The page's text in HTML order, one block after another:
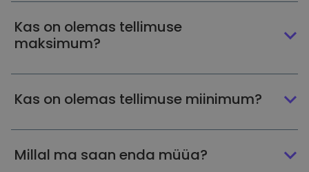
Kas on olemas tellimuse
maksimum?
Kas on olemas tellimuse miinimum?
Millal ma saan enda müüa?